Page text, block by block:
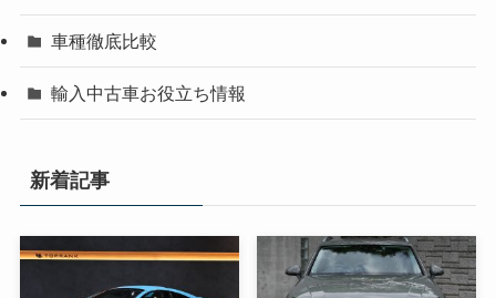
車種徹底比較
輸入中古車お役立ち情報
新着記事